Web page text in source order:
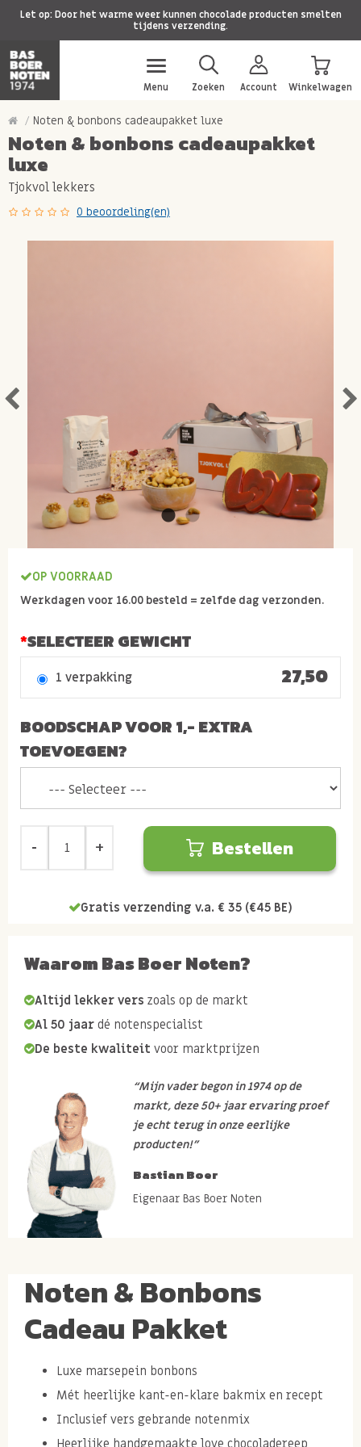
Let op: Door het warme weer kunnen chocolade producten smelten
tijdens verzending.
Menu Zoeken Account Winkelwagen
Noten & bonbons cadeaupakket luxe
Noten & bonbons cadeaupakket
luxe
Tjokvol lekkers
0 beoordeling(en)
OP VOORRAAD
Werkdagen voor 16.00 besteld = zelfde dag verzonden.
SELECTEER GEWICHT
1 verpakking 27,50
BOODSCHAP VOOR 1,- EXTRA
TOEVOEGEN?
Bestellen
Gratis verzending v.a. € 35 (€45 BE)
Waarom Bas Boer Noten?
Altijd lekker vers zoals op de markt
Al 50 jaar dé notenspecialist
De beste kwaliteit voor marktprijzen
“Mijn vader begon in 1974 op de
markt, deze 50+ jaar ervaring proef
je echt terug in onze eerlijke
producten!”
Bastian Boer
Eigenaar Bas Boer Noten
Noten & Bonbons
Cadeau Pakket
Luxe marsepein bonbons
Mét heerlijke kant-en-klare bakmix en recept
Inclusief vers gebrande notenmix
Heerlijke handgemaakte love chocoladereep